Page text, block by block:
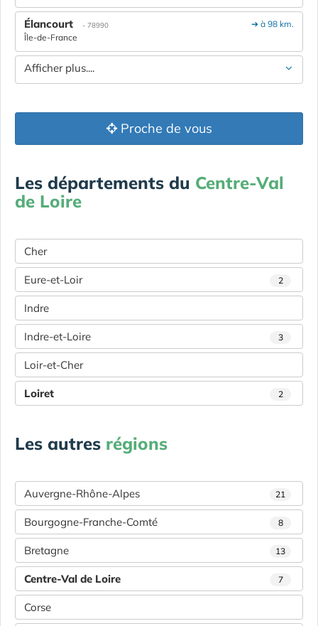
➔ à 98 km.
Élancourt - 78990
Île-de-France
Afficher plus....
Proche de vous
Les départements du Centre-Val
de Loire
Cher
Eure-et-Loir 2
Indre
Indre-et-Loire 3
Loir-et-Cher
Loiret 2
Les autres régions
Auvergne-Rhône-Alpes 21
Bourgogne-Franche-Comté 8
Bretagne 13
Centre-Val de Loire 7
Corse